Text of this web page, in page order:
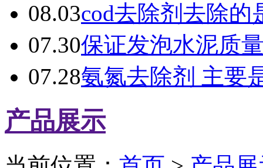
08.03cod去除剂去除的
07.30保证发泡水泥质
07.28氨氮去除剂 主要
产品展示